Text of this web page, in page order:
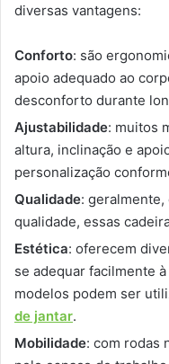
diversas vantagens:
Conforto: são
apoio adequado ao
desconforto durante
Ajustabilidade: muitos
altura, inclinação e
personalização
Qualidade:
qualidade, essas
Estética: oferecem
se adequar facilmente
modelos podem ser
de jantar.
Mobilidade: com rodas